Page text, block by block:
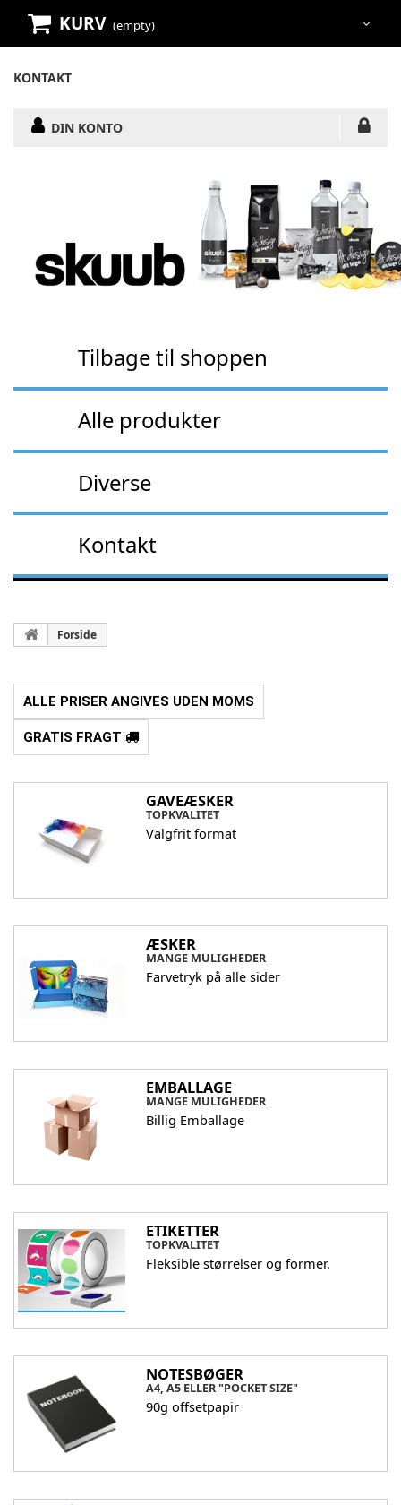
KURV (empty)
KONTAKT
DIN KONTO
Tilbage til shoppen
Alle produkter
Diverse
Kontakt
Forside
ALLE PRISER ANGIVES UDEN MOMS
GRATIS FRAGT
GAVEÆSKER
TOPKVALITET
Valgfrit format
ÆSKER
MANGE MULIGHEDER
Farvetryk på alle sider
EMBALLAGE
MANGE MULIGHEDER
Billig Emballage
ETIKETTER
TOPKVALITET
Fleksible størrelser og former.
NOTESBØGER
A4, A5 ELLER "POCKET SIZE"
90g offsetpapir